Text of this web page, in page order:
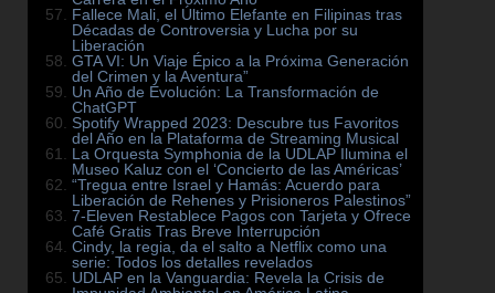
Fallece Mali, el Último Elefante en Filipinas tras
Décadas de Controversia y Lucha por su
Liberación
GTA VI: Un Viaje Épico a la Próxima Generación
del Crimen y la Aventura”
Un Año de Evolución: La Transformación de
ChatGPT
Spotify Wrapped 2023: Descubre tus Favoritos
del Año en la Plataforma de Streaming Musical
La Orquesta Symphonia de la UDLAP Ilumina el
Museo Kaluz con el ‘Concierto de las Américas’
“Tregua entre Israel y Hamás: Acuerdo para
Liberación de Rehenes y Prisioneros Palestinos”
7-Eleven Restablece Pagos con Tarjeta y Ofrece
Café Gratis Tras Breve Interrupción
Cindy, la regia, da el salto a Netflix como una
serie: Todos los detalles revelados
UDLAP en la Vanguardia: Revela la Crisis de